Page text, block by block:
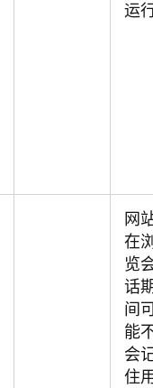
运
网
在
览
话
间
能
会
住